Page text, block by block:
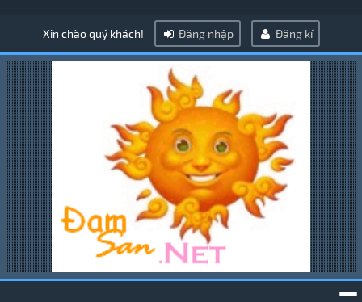
Xin chào quý khách! Đăng nhập Đăng kí